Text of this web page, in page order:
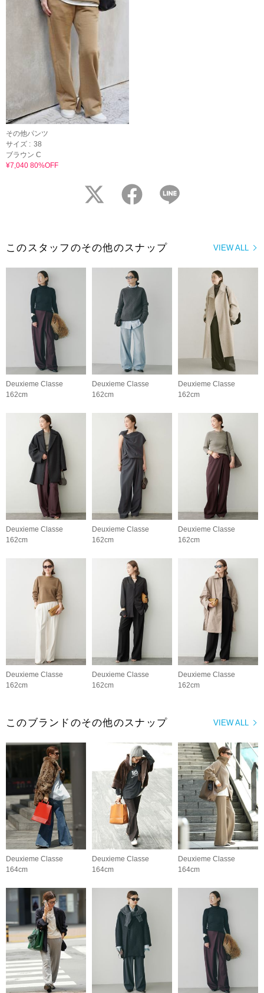
その他パンツ
サイズ : 38
ブラウン C
¥7,040 80%OFF
twitter facebook
VIEW ALL
このスタッフのその他のスナップ
Deuxieme Classe
162cm
Deuxieme Classe
162cm
Deuxieme Classe
162cm
Deuxieme Classe
162cm
Deuxieme Classe
162cm
Deuxieme Classe
162cm
Deuxieme Classe
162cm
Deuxieme Classe
162cm
Deuxieme Classe
162cm
VIEW ALL
このブランドのその他のスナップ
Deuxieme Classe
164cm
Deuxieme Classe
164cm
Deuxieme Classe
164cm